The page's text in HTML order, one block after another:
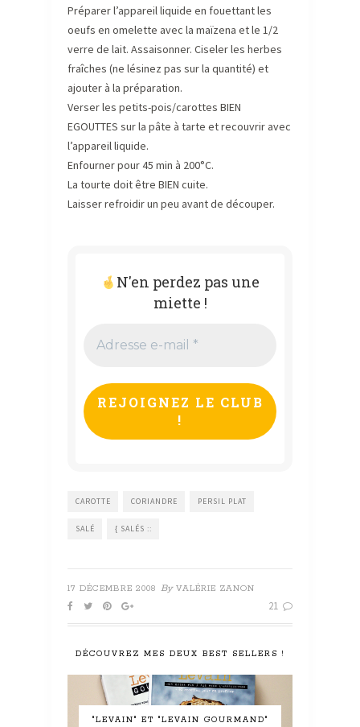
Préparer l’appareil liquide en fouettant les
oeufs en omelette avec la maïzena et le 1/2
verre de lait. Assaisonner. Ciseler les herbes
fraîches (ne lésinez pas sur la quantité) et
ajouter à la préparation.
Verser les petits-pois/carottes BIEN
EGOUTTES sur la pâte à tarte et recouvrir avec
l’appareil liquide.
Enfourner pour 45 min à 200°C.
La tourte doit être BIEN cuite.
Laisser refroidir un peu avant de découper.
N'en perdez pas une
miette !
e-
*
CAROTTE CORIANDRE PERSIL PLAT
SALÉ { SALÉS ::
17 DÉCEMBRE 2008 By VALÉRIE ZANON
21
DÉCOUVREZ MES DEUX BEST SELLERS !
"LEVAIN" ET "LEVAIN GOURMAND"